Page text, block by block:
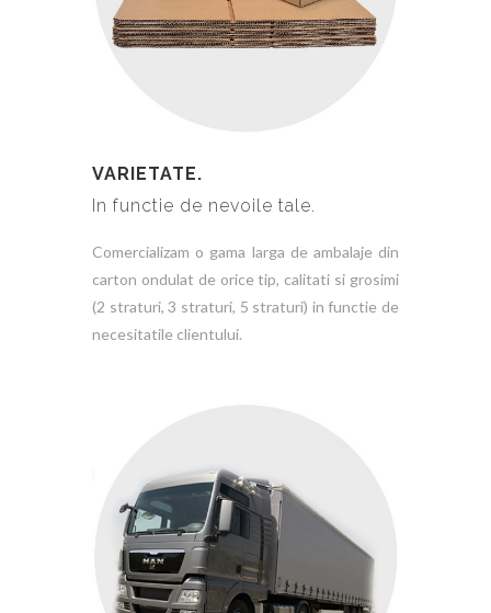
VARIETATE.
In functie de nevoile tale.
Comercializam o gama larga de ambalaje din
carton ondulat de orice tip, calitati si grosimi
(2 straturi, 3 straturi, 5 straturi) in functie de
necesitatile clientului.